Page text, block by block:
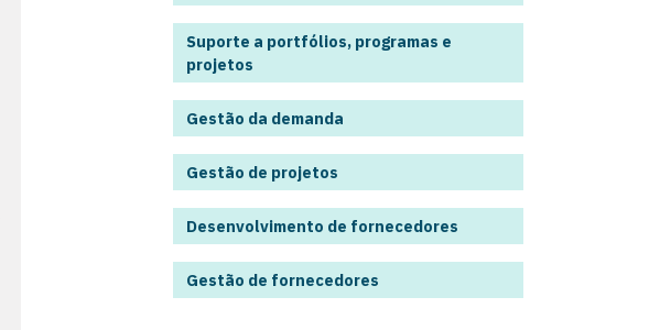
Suporte a portfólios, programas e
projetos
Gestão da demanda
Gestão de projetos
Desenvolvimento de fornecedores
Gestão de fornecedores